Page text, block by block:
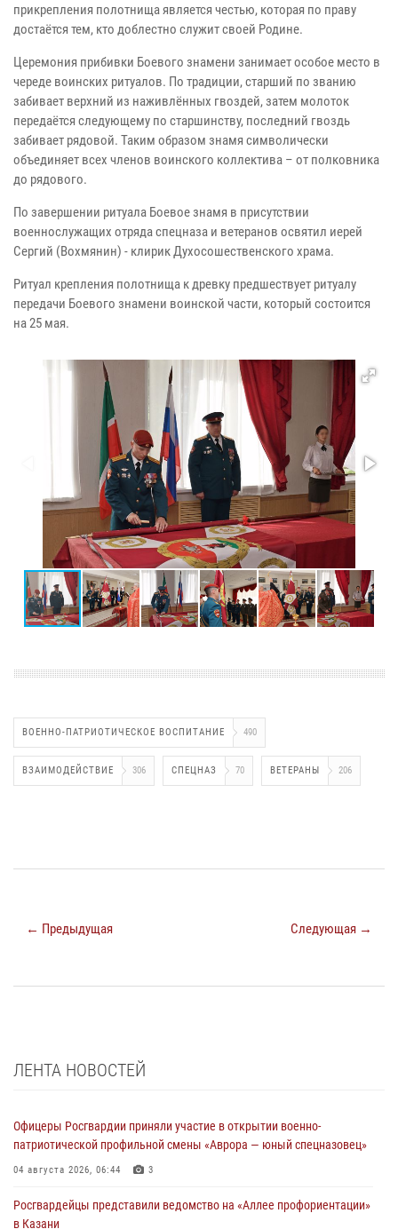
прикрепления полотнища является честью, которая по праву
достаётся тем, кто доблестно служит своей Родине.
Церемония прибивки Боевого знамени занимает особое место в
череде воинских ритуалов. По традиции, старший по званию
забивает верхний из наживлённых гвоздей, затем молоток
передаётся следующему по старшинству, последний гвоздь
забивает рядовой. Таким образом знамя символически
объединяет всех членов воинского коллектива – от полковника
до рядового.
По завершении ритуала Боевое знамя в присутствии
военнослужащих отряда спецназа и ветеранов освятил иерей
Сергий (Вохмянин) - клирик Духосошественского храма.
Ритуал крепления полотнища к древку предшествует ритуалу
передачи Боевого знамени воинской части, который состоится
на 25 мая.
ВОЕННО-ПАТРИОТИЧЕСКОЕ ВОСПИТАНИЕ 490
ВЗАИМОДЕЙСТВИЕ 306 СПЕЦНАЗ 70 ВЕТЕРАНЫ 206
← Предыдущая Следующая →
ЛЕНТА НОВОСТЕЙ
Офицеры Росгвардии приняли участие в открытии военно-
патриотической профильной смены «Аврора — юный спецназовец»
04 августа 2026, 06:44 3
Росгвардейцы представили ведомство на «Аллее профориентации»
в Казани